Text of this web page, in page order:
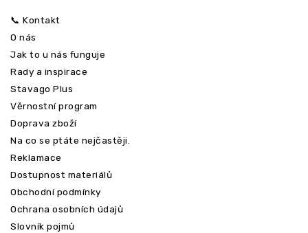
📞 Kontakt
O nás
Jak to u nás funguje
Rady a inspirace
Stavago Plus
Věrnostní program
Doprava zboží
Na co se ptáte nejčastěji.
Reklamace
Dostupnost materiálů
Obchodní podmínky
Ochrana osobních údajů
Slovník pojmů